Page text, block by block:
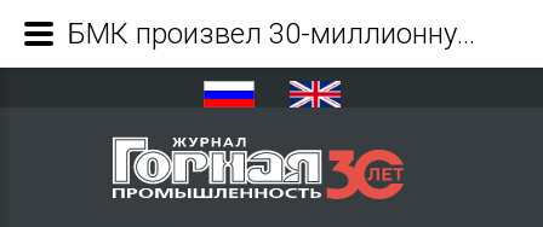
БМК произвел 30-миллионную тонну проката - Журнал Горная промышленность